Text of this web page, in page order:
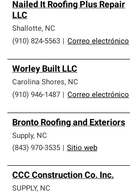
parte de una red exclusiva de
que cumplen con altos
de profesionalismo y confiabilidad.
Nailed It Roofing Plus Repair
LLC
Shallotte, NC
(910) 824-5563
Correo electrónico
Worley Built LLC
Carolina Shores, NC
(910) 946-1487
Correo electrónico
Bronto Roofing and Exteriors
Supply, NC
(843) 970-3535
Sitio web
CCC Construction Co. Inc.
SUPPLY, NC